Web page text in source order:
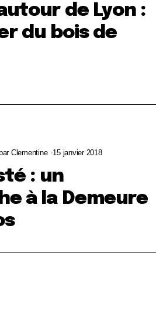
de Lyon :
du bois de
Clementine 15 janvier 2018
: un
à la Demeure